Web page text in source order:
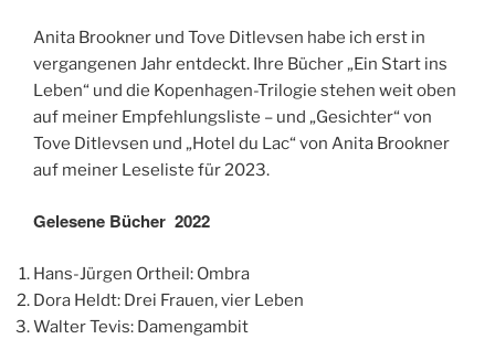
Anita Brookner und Tove Ditlevsen habe ich erst in
vergangenen Jahr entdeckt. Ihre Bücher „Ein Start ins
Leben“ und die Kopenhagen-Trilogie stehen weit oben
auf meiner Empfehlungsliste – und „Gesichter“ von
Tove Ditlevsen und „Hotel du Lac“ von Anita Brookner
auf meiner Leseliste für 2023.
Gelesene Bücher 2022
Hans-Jürgen Ortheil: Ombra
Dora Heldt: Drei Frauen, vier Leben
Walter Tevis: Damengambit